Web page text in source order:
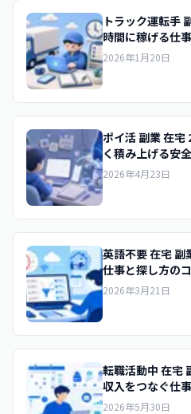
トラック運転手
時間に稼げる仕
2026年1月20日
ポイ活 副業 在宅
く積み上げる安
2026年4月23日
英語不要 在宅 副
仕事と探し方の
2026年3月21日
転職活動中 在宅
収入をつなぐ仕
2026年5月30日